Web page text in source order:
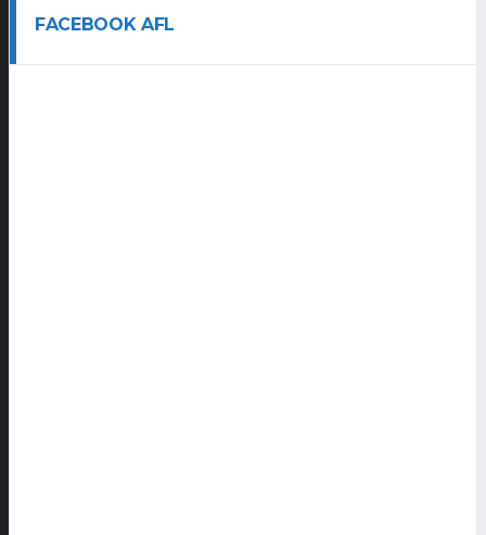
FACEBOOK AFL